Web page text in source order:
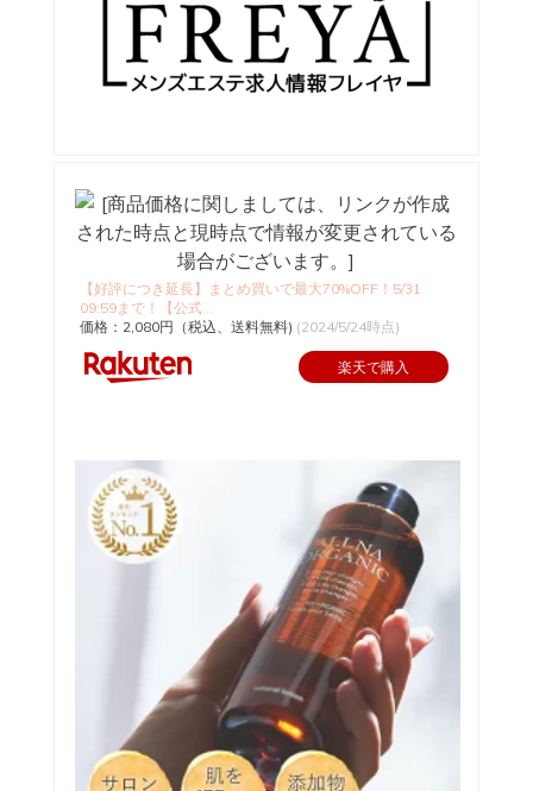
【好評につき延長】まとめ買いで最大70%OFF！5/31
09:59まで！【公式...
価格：2,080円（税込、送料無料) (2024/5/24時点)
楽天で購入